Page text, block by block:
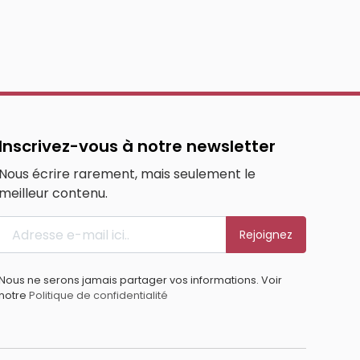
Inscrivez-vous à notre newsletter
Nous écrire rarement, mais seulement le
meilleur contenu.
Rejoignez
ne serons jamais partager vos informations. Voir
Politique de confidentialité